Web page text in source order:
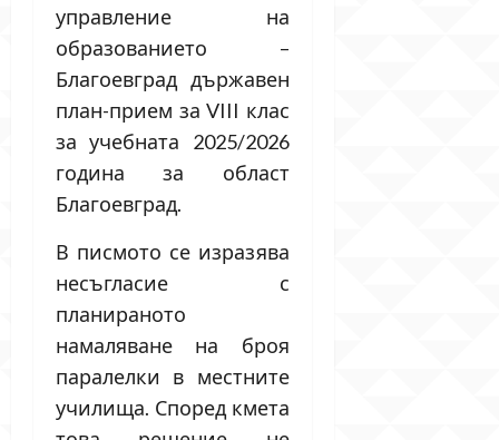
управление на
образованието –
Благоевград държавен
план-прием за VIII клас
за учебната 2025/2026
година за област
Благоевград.
В писмото се изразява
несъгласие с
планираното
намаляване на броя
паралелки в местните
училища. Според кмета